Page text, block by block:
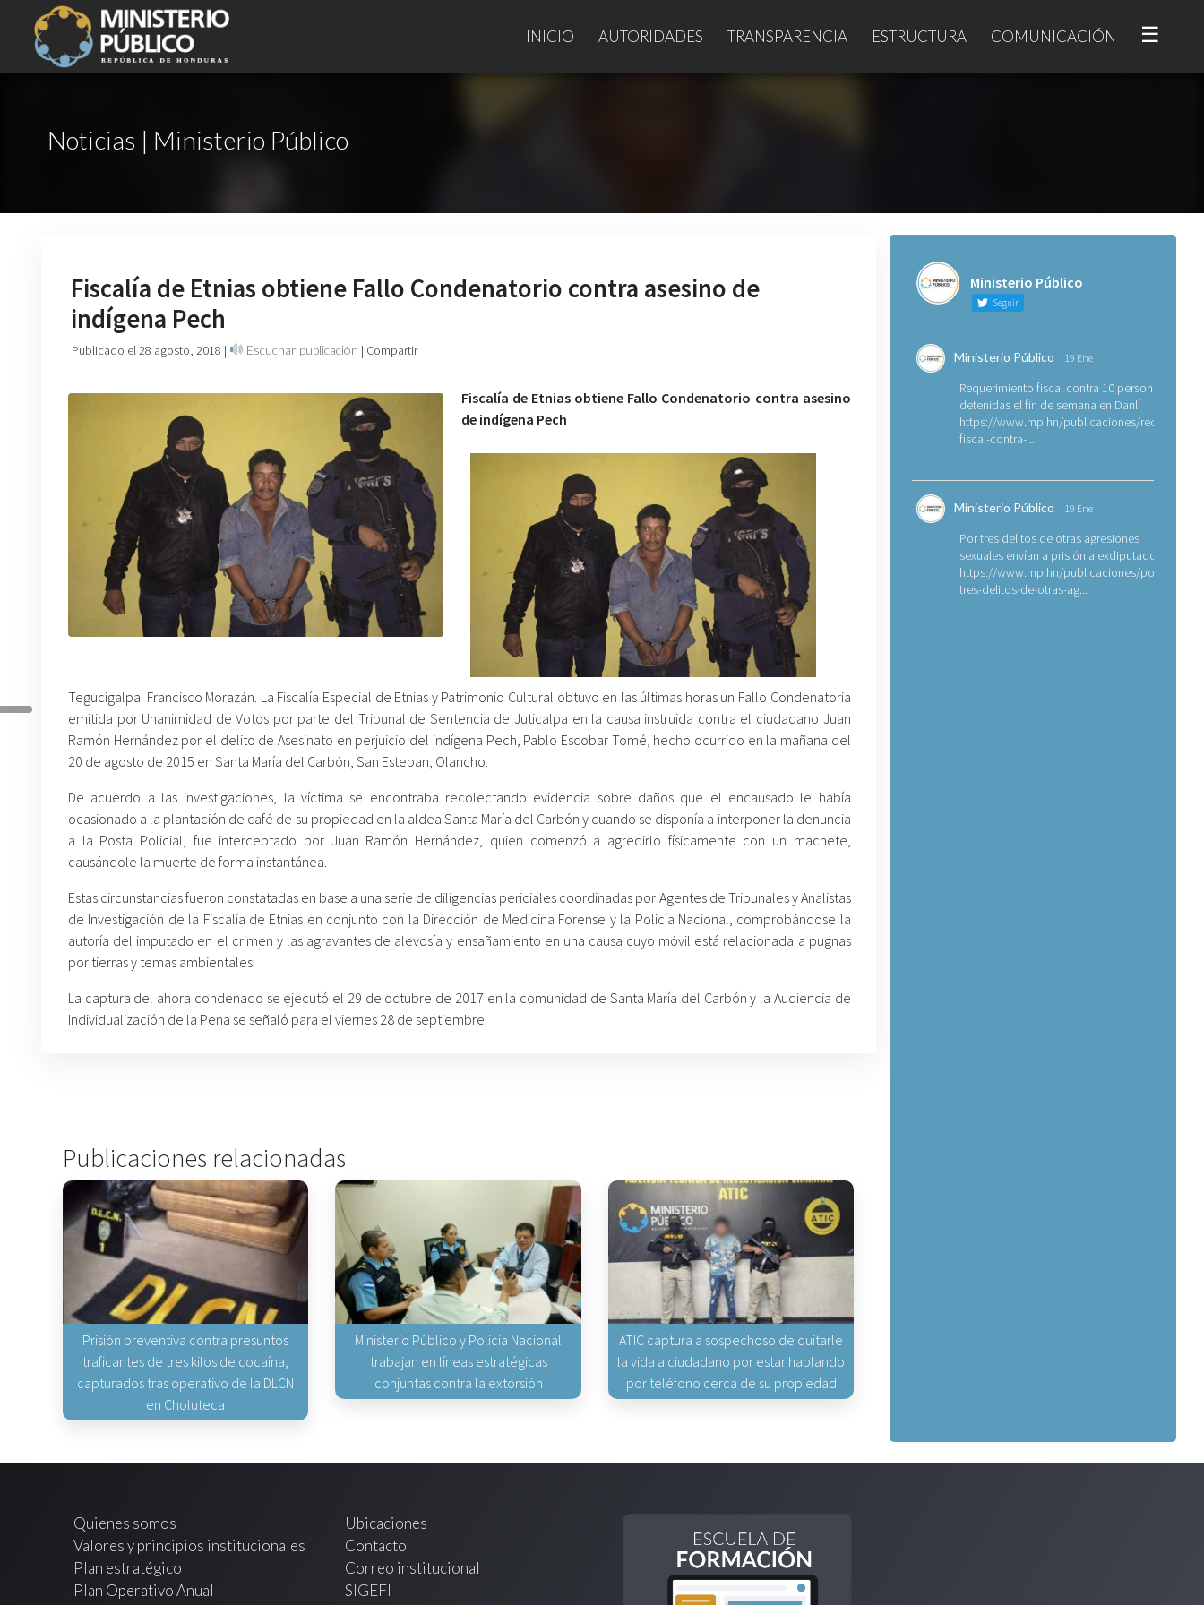
INICIO AUTORIDADES TRANSPARENCIA ESTRUCTURA COMUNICACIÓN ☰
Noticias | Ministerio Público
Fiscalía de Etnias obtiene Fallo Condenatorio contra asesino de
indígena Pech
Publicado el 28 agosto, 2018 | Escuchar publicación | Compartir
Fiscalía de Etnias obtiene Fallo Condenatorio contra asesino
de indígena Pech
Tegucigalpa. Francisco Morazán. La Fiscalía Especial de Etnias y Patrimonio Cultural obtuvo en las últimas horas un Fallo Condenatoria
emitida por Unanimidad de Votos por parte del Tribunal de Sentencia de Juticalpa en la causa instruida contra el ciudadano Juan
Ramón Hernández por el delito de Asesinato en perjuicio del indígena Pech, Pablo Escobar Tomé, hecho ocurrido en la mañana del
20 de agosto de 2015 en Santa María del Carbón, San Esteban, Olancho.
De acuerdo a las investigaciones, la víctima se encontraba recolectando evidencia sobre daños que el encausado le había
ocasionado a la plantación de café de su propiedad en la aldea Santa María del Carbón y cuando se disponía a interponer la denuncia
a la Posta Policial, fue interceptado por Juan Ramón Hernández, quien comenzó a agredirlo físicamente con un machete,
causándole la muerte de forma instantánea.
Estas circunstancias fueron constatadas en base a una serie de diligencias periciales coordinadas por Agentes de Tribunales y Analistas
de Investigación de la Fiscalía de Etnias en conjunto con la Dirección de Medicina Forense y la Policía Nacional, comprobándose la
autoría del imputado en el crimen y las agravantes de alevosía y ensañamiento en una causa cuyo móvil está relacionada a pugnas
por tierras y temas ambientales.
La captura del ahora condenado se ejecutó el 29 de octubre de 2017 en la comunidad de Santa María del Carbón y la Audiencia de
Individualización de la Pena se señaló para el viernes 28 de septiembre.
Publicaciones relacionadas
Prisión preventiva contra presuntos
traficantes de tres kilos de cocaína,
capturados tras operativo de la DLCN
en Choluteca
Ministerio Público y Policía Nacional
trabajan en líneas estratégicas
conjuntas contra la extorsión
ATIC captura a sospechoso de quitarle
la vida a ciudadano por estar hablando
por teléfono cerca de su propiedad
Ministerio Público
Seguir
Ministerio Público 19 Ene
Requerimiento fiscal contra 10 personas
detenidas el fin de semana en Danlí
https://www.mp.hn/publicaciones/
fiscal-contra-...
Ministerio Público 19 Ene
Por tres delitos de otras agresiones
sexuales envían a prisión a exdiputado
https://www.mp.hn/publicaciones/por-
tres-delitos-de-otras-ag...
Quienes somos
Valores y principios institucionales
Plan estratégico
Plan Operativo Anual
Ubicaciones
Contacto
Correo institucional
SIGEFI